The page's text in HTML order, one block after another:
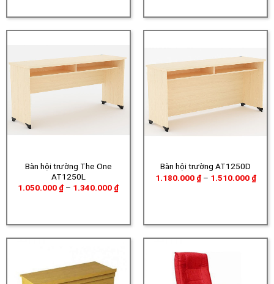
Bàn hội trường The One
AT1250L
1.050.000 ₫ – 1.340.000 ₫Khoảng
1.340.000 ₫
Bàn hội trường AT1250D
1.180.000 ₫ – 1.510.000 ₫
giá: